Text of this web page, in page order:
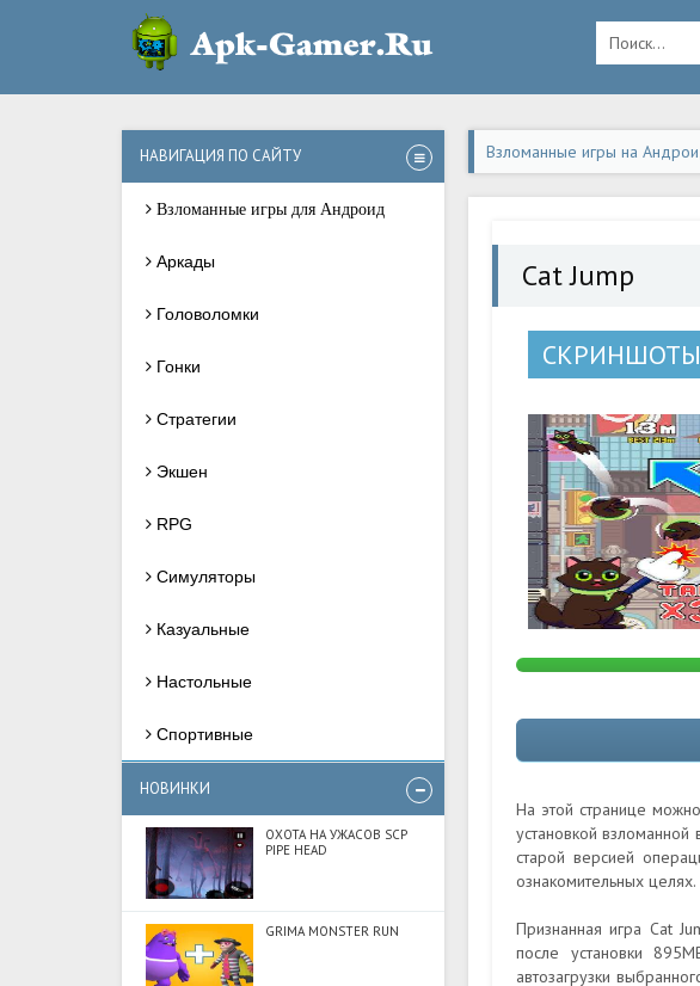
НАВИГАЦИЯ ПО САЙТУ
Взломанные игры для Андроид
Аркады
Головоломки
Гонки
Стратегии
Экшен
RPG
Симуляторы
Казуальные
Настольные
Спортивные
НОВИНКИ
ОХОТА НА УЖАСОВ SCP
PIPE HEAD
GRIMA MONSTER RUN
Взломанные игры на
Cat Jump
СКРИНШОТЫ
На этой странице
установкой
старой версией
ознакомительных целях.
Признанная игра Cat
после установки
автозагрузки